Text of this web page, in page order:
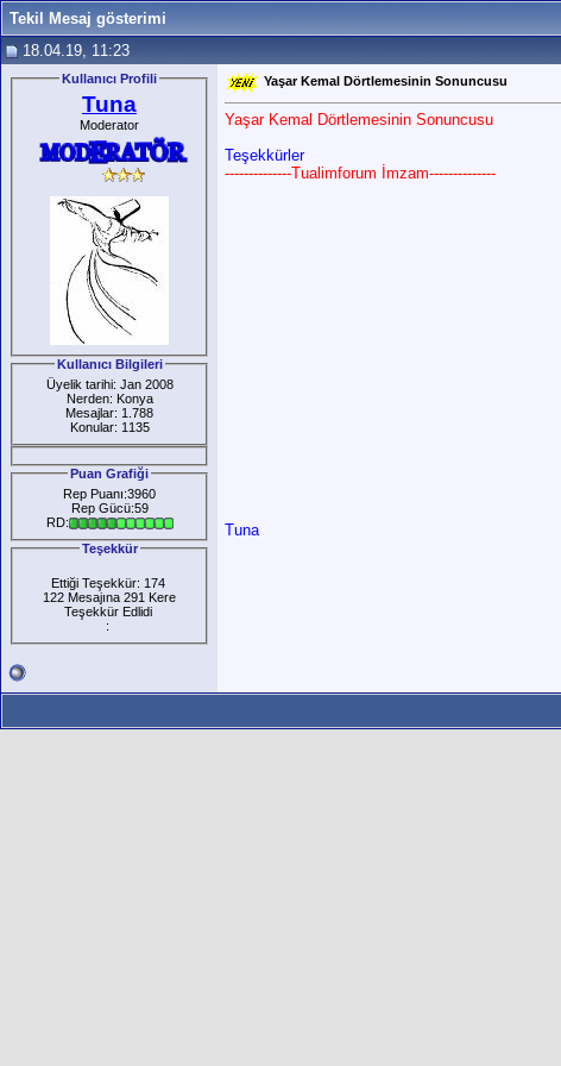
Tekil Mesaj gösterimi
18.04.19, 11:23
Kullanıcı Profili
Tuna
Moderator
Kullanıcı Bilgileri
Üyelik tarihi: Jan 2008
Nerden: Konya
Mesajlar: 1.788
Konular: 1135
Puan Grafiği
Rep Puanı:3960
Rep Gücü:59
RD:
Teşekkür
Ettiği Teşekkür: 174
122 Mesajına 291 Kere
Teşekkür Edlidi
:
Yaşar Kemal Dörtlemesinin Sonuncusu
Yaşar Kemal Dörtlemesinin Sonuncusu
Teşekkürler
--------------Tualimforum İmzam--------------
Tuna